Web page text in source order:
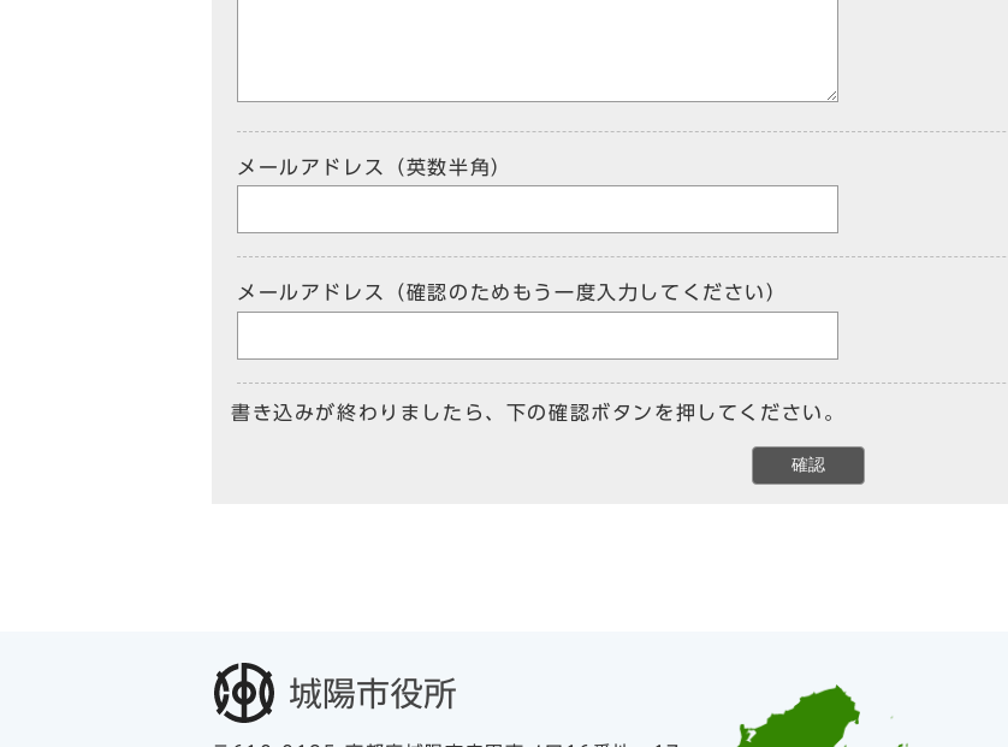
メールアドレス（英数半角）
メールアドレス（確認のためもう一度入力してください）
書き込みが終わりましたら、下の確認ボタンを押してください。
確認